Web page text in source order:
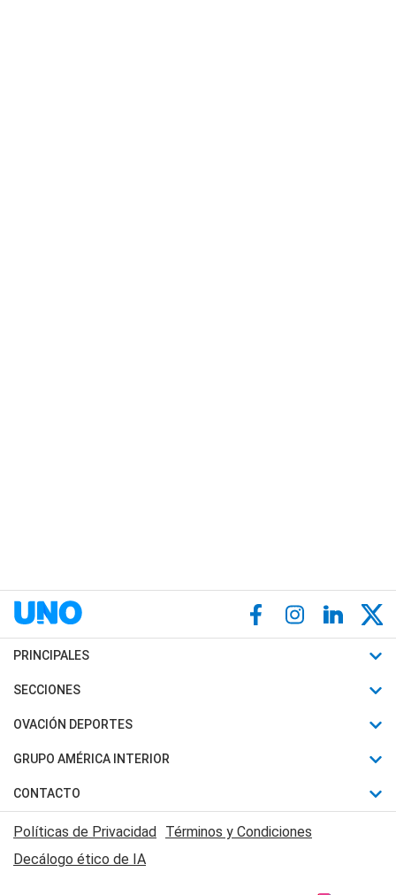
PRINCIPALES
Últimas Noticias
Política
Judiciales
Economia
SECCIONES
Horóscopo
Motores
Trucos caseros
Series y Películas
Edictos y Solicitadas
OVACIÓN DEPORTES
Fútbol
Mundial
Automovilismo
Rugby
GRUPO AMÉRICA INTERIOR
Canal 7 en Vivo
CONTACTO
Acerca de Nosotros
Contactanos
Políticas de Privacidad Términos y Condiciones
Decálogo ético de IA